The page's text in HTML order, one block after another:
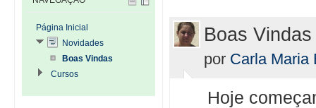
Boas Vindas
por Carla Maria
Hoje
Página Inicial
Novidades
Boas Vindas
Cursos